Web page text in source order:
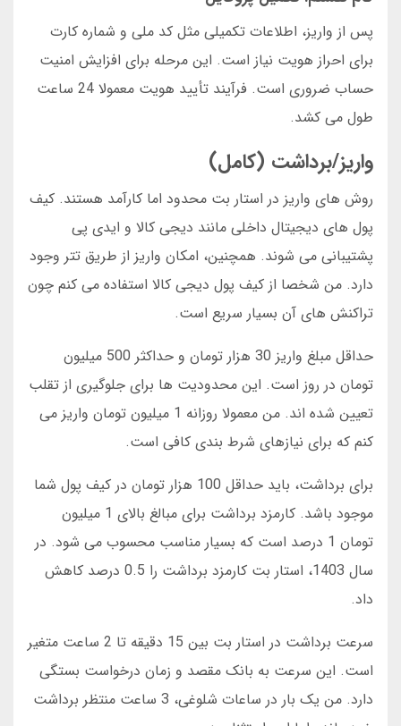
پس از واریز، اطلاعات تکمیلی مثل کد ملی و شماره کارت
برای احراز هویت نیاز است. این مرحله برای افزایش امنیت
حساب ضروری است. فرآیند تأیید هویت معمولا 24 ساعت
طول می کشد.
واریز/برداشت (کامل)
روش های واریز در استار بت محدود اما کارآمد هستند. کیف
پول های دیجیتال داخلی مانند دیجی کالا و ایدی پی
پشتیبانی می شوند. همچنین، امکان واریز از طریق تتر وجود
دارد. من شخصا از کیف پول دیجی کالا استفاده می کنم چون
تراکنش های آن بسیار سریع است.
حداقل مبلغ واریز 30 هزار تومان و حداکثر 500 میلیون
تومان در روز است. این محدودیت ها برای جلوگیری از تقلب
تعیین شده اند. من معمولا روزانه 1 میلیون تومان واریز می
کنم که برای نیازهای شرط بندی کافی است.
برای برداشت، باید حداقل 100 هزار تومان در کیف پول شما
موجود باشد. کارمزد برداشت برای مبالغ بالای 1 میلیون
تومان 1 درصد است که بسیار مناسب محسوب می شود. در
سال 1403، استار بت کارمزد برداشت را 0.5 درصد کاهش
داد.
سرعت برداشت در استار بت بین 15 دقیقه تا 2 ساعت متغیر
است. این سرعت به بانک مقصد و زمان درخواست بستگی
دارد. من یک بار در ساعات شلوغی، 3 ساعت منتظر برداشت